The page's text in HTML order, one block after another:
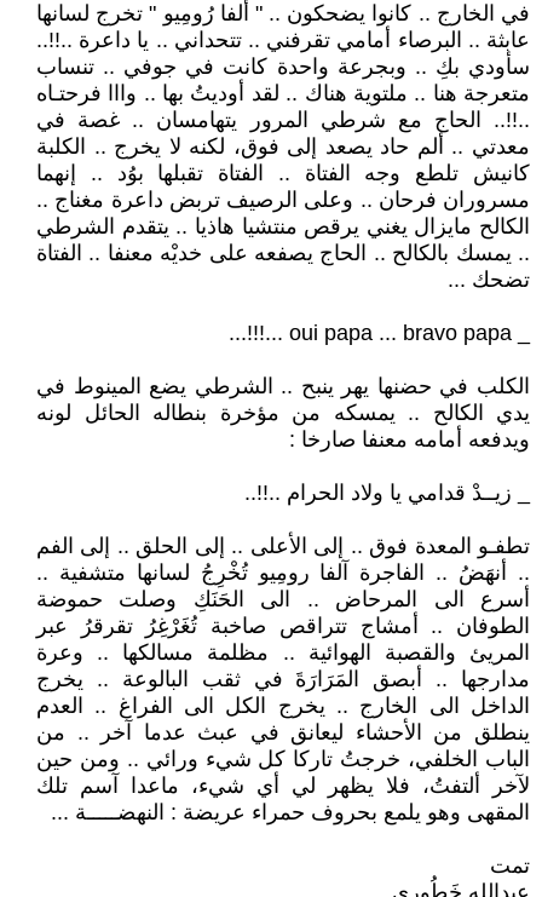
في الخارج .. كانوا يضحكون .. " ألفا رُومِيو " تخرج لسانها
عابثة .. البرصاء أمامي تقرفني .. تتحداني .. يا داعرة ..!!..
سأودي بكِ .. وبجرعة واحدة كانت في جوفي .. تنساب
متعرجة هنا .. ملتوية هناك .. لقد أوديتُ بها .. وااا فرحتـاه
..!!.. الحاج مع شرطي المرور يتهامسان .. غصة في
معدتي .. ألم حاد يصعد إلى فوق، لكنه لا يخرج .. الكلبة
كانيش تلطع وجه الفتاة .. الفتاة تقبلها بوُد .. إنهما
مسروران فرحان .. وعلى الرصيف تربض داعرة مغناج ..
الكالح مايزال يغني يرقص منتشيا هاذيا .. يتقدم الشرطي
.. يمسك بالكالح .. الحاج يصفعه على خديْه معنفا .. الفتاة
تضحك ...
الكلب في حضنها يهر ينبح .. الشرطي يضع المينوط في
يدي الكالح .. يمسكه من مؤخرة بنطاله الحائل لونه
ويدفعه أمامه معنفا صارخا :
_ زيــدْ قدامي يا ولاد الحرام ..!!..
تطفـو المعدة فوق .. إلى الأعلى .. إلى الحلق .. إلى الفم
.. أنهَضُ .. الفاجرة آلفا رومِيو تُخْرِجُ لسانها متشفية ..
أسرع الى المرحاض .. الى الحَنَكِ وصلت حموضة
الطوفان .. أمشاج تتراقص صاخبة تُغَرْغِرُ تقرقرُ عبر
المريئ والقصبة الهوائية .. مظلمة مسالكها .. وعرة
مدارجها .. أبصق المَرَارَةَ في ثقب البالوعة .. يخرج
الداخل الى الخارج .. يخرج الكل الى الفراغ .. العدم
ينطلق من الأحشاء ليعانق في عبث عدما آخر .. من
الباب الخلفي، خرجتُ تاركا كل شيء ورائي .. ومن حين
لآخر ألتفتُ، فلا يظهر لي أي شيء، ماعدا آسم تلك
المقهى وهو يلمع بحروف حمراء عريضة : النهضـــــة ...
تمت